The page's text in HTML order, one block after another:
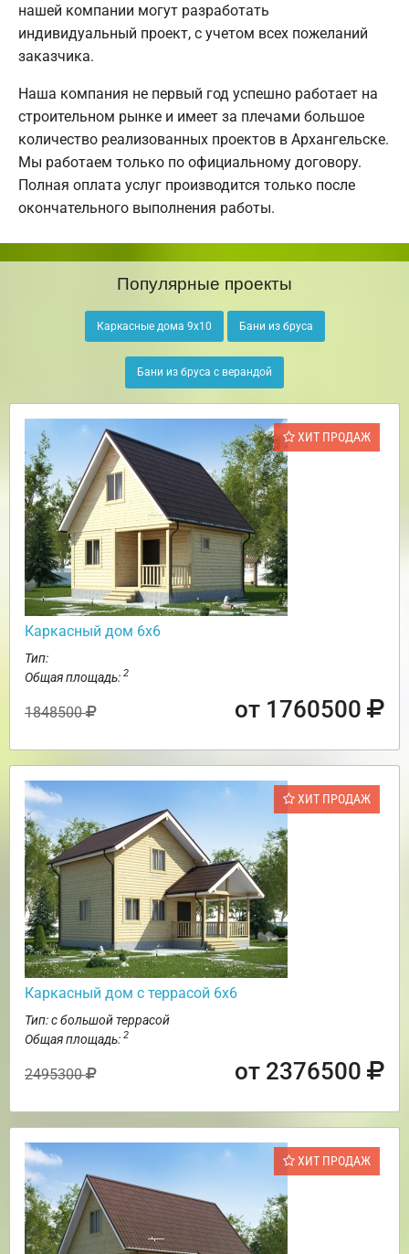
нашей компании могут разработать
индивидуальный проект, с учетом всех пожеланий
заказчика.
Наша компания не первый год успешно работает на
строительном рынке и имеет за плечами большое
количество реализованных проектов в Архангельске.
Мы работаем только по официальному договору.
Полная оплата услуг производится только после
окончательного выполнения работы.
Популярные проекты
Каркасные дома 9х10 Бани из бруса
Бани из бруса с верандой
ХИТ ПРОДАЖ
Каркасный дом 6х6
Тип:
Общая площадь: 2
1848500 от 1760500
ХИТ ПРОДАЖ
Каркасный дом с террасой 6х6
Тип: с большой террасой
Общая площадь: 2
2495300 от 2376500
ХИТ ПРОДАЖ